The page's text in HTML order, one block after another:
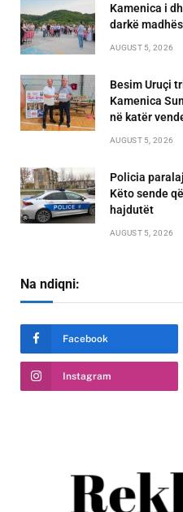
Kamenica i
darkë
AUGUST 5, 2026
Besim Uruçi
Kamenica
në katër
AUGUST 5, 2026
Policia
Këto sende
hajdutët
AUGUST 5, 2026
Na ndiqni:
Facebook
Instagram